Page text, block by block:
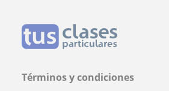
Términos y condiciones